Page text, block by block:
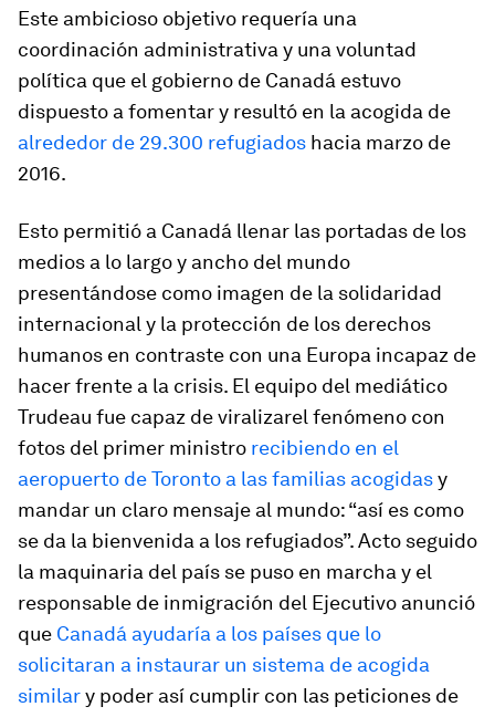
Este ambicioso objetivo requería una
coordinación administrativa y una voluntad
política que el gobierno de Canadá estuvo
dispuesto a fomentar y resultó en la acogida de
alrededor de 29.300 refugiados hacia marzo de
2016.
Esto permitió a Canadá llenar las portadas de los
medios a lo largo y ancho del mundo
presentándose como imagen de la solidaridad
internacional y la protección de los derechos
humanos en contraste con una Europa incapaz de
hacer frente a la crisis. El equipo del mediático
Trudeau fue capaz deviralizarel fenómeno con
fotos del primer ministro recibiendo en el
aeropuerto de Toronto a las familias acogidasy
mandar un claro mensaje al mundo: “así es como
se da la bienvenida a los refugiados”. Acto seguido
la maquinaria del país se puso en marcha y el
responsable de inmigración del Ejecutivo anunció
que Canadá ayudaría a los países que lo
solicitaran a instaurar un sistema de acogida
similary poder así cumplir con las peticiones de